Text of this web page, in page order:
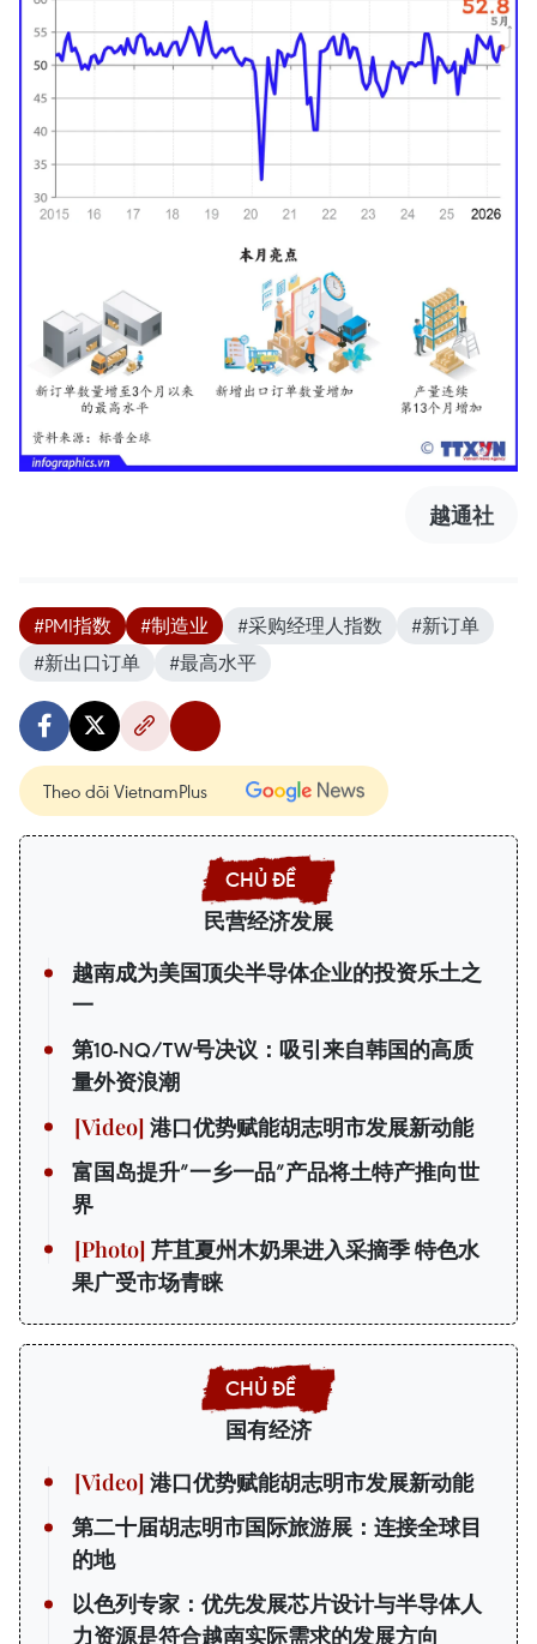
越通社
#PMI指数 #制造业 #采购经理人指数
#新订单
#新出口订单
#最高水平
Theo dõi VietnamPlus
民营经济发展
越南成为美国顶尖半导体企业的投资乐土之
一
第10-NQ/TW号决议：吸引来自韩国的高质
量外资浪潮
港口优势赋能胡志明市发展新动能
富国岛提升”一乡一品”产品将土特产推向世
界
芹苴夏州木奶果进入采摘季 特色水
果广受市场青睐
国有经济
港口优势赋能胡志明市发展新动能
第二十届胡志明市国际旅游展：连接全球目
的地
以色列专家：优先发展芯片设计与半导体人
力资源是符合越南实际需求的发展方向